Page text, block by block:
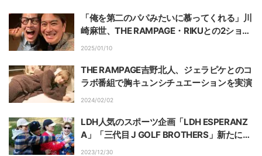
「俺を第二のパパみたいに慕ってくれる」川
崎麻世、THE RAMPAGE・RIKUとの2ショッ
ト公開
2025/01/10
THE RAMPAGE吉野北人、ジェラピケとのコ
ラボ番組で胸キュンシチュエーションを実演
2024/02/02
LDH人気のスポーツ企画「LDH ESPERANZ
A」「三代目 J GOLF BROTHERS」新たに
「CLバスケットボール部」を年末年始にを
2023/12/30